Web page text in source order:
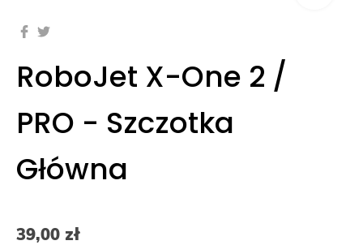
RoboJet X-One 2 /
PRO - Szczotka
Główna
39,00 zł